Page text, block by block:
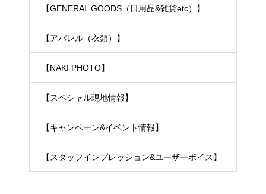
【GENERAL GOODS（日用品&雑貨etc）】
【アパレル（衣類）】
【NAKI PHOTO】
【スペシャル現地情報】
【キャンペーン&イベント情報】
【スタッフインプレッション&ユーザーボイス】